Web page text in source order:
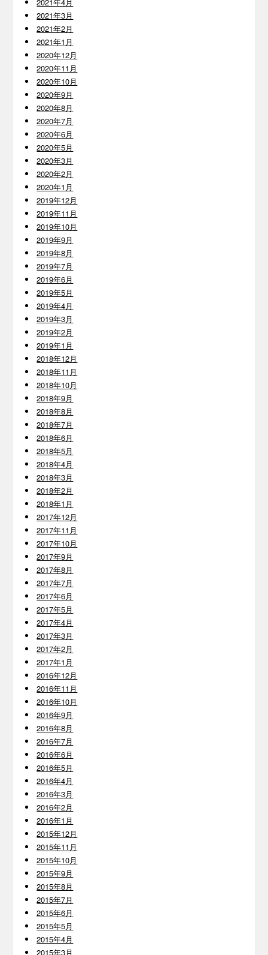
2021年3月
2021年2月
2021年1月
2020年12月
2020年11月
2020年10月
2020年9月
2020年8月
2020年7月
2020年6月
2020年5月
2020年3月
2020年2月
2020年1月
2019年12月
2019年11月
2019年10月
2019年9月
2019年8月
2019年7月
2019年6月
2019年5月
2019年4月
2019年3月
2019年2月
2019年1月
2018年12月
2018年11月
2018年10月
2018年9月
2018年8月
2018年7月
2018年6月
2018年5月
2018年4月
2018年3月
2018年2月
2018年1月
2017年12月
2017年11月
2017年10月
2017年9月
2017年8月
2017年7月
2017年6月
2017年5月
2017年4月
2017年3月
2017年2月
2017年1月
2016年12月
2016年11月
2016年10月
2016年9月
2016年8月
2016年7月
2016年6月
2016年5月
2016年4月
2016年3月
2016年2月
2016年1月
2015年12月
2015年11月
2015年10月
2015年9月
2015年8月
2015年7月
2015年6月
2015年5月
2015年4月
2015年3月